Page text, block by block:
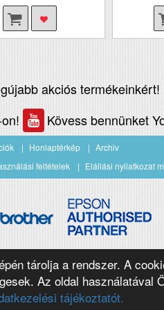
tárolja a rendszer. A
Az oldal használatával
tájékoztatót.
akciós termékeinkért!
Kövess bennünket
Honlaptérkép
Archiv
feltételek Elállási nyilatkozat